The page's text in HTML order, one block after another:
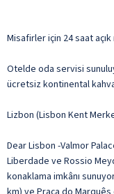
Misafirler için 24 saat
Otelde oda servisi
ücretsiz kontinental
Lizbon (Lisbon Kent
Dear Lisbon -Valmor
Liberdade ve Rossio
konaklama imkânı